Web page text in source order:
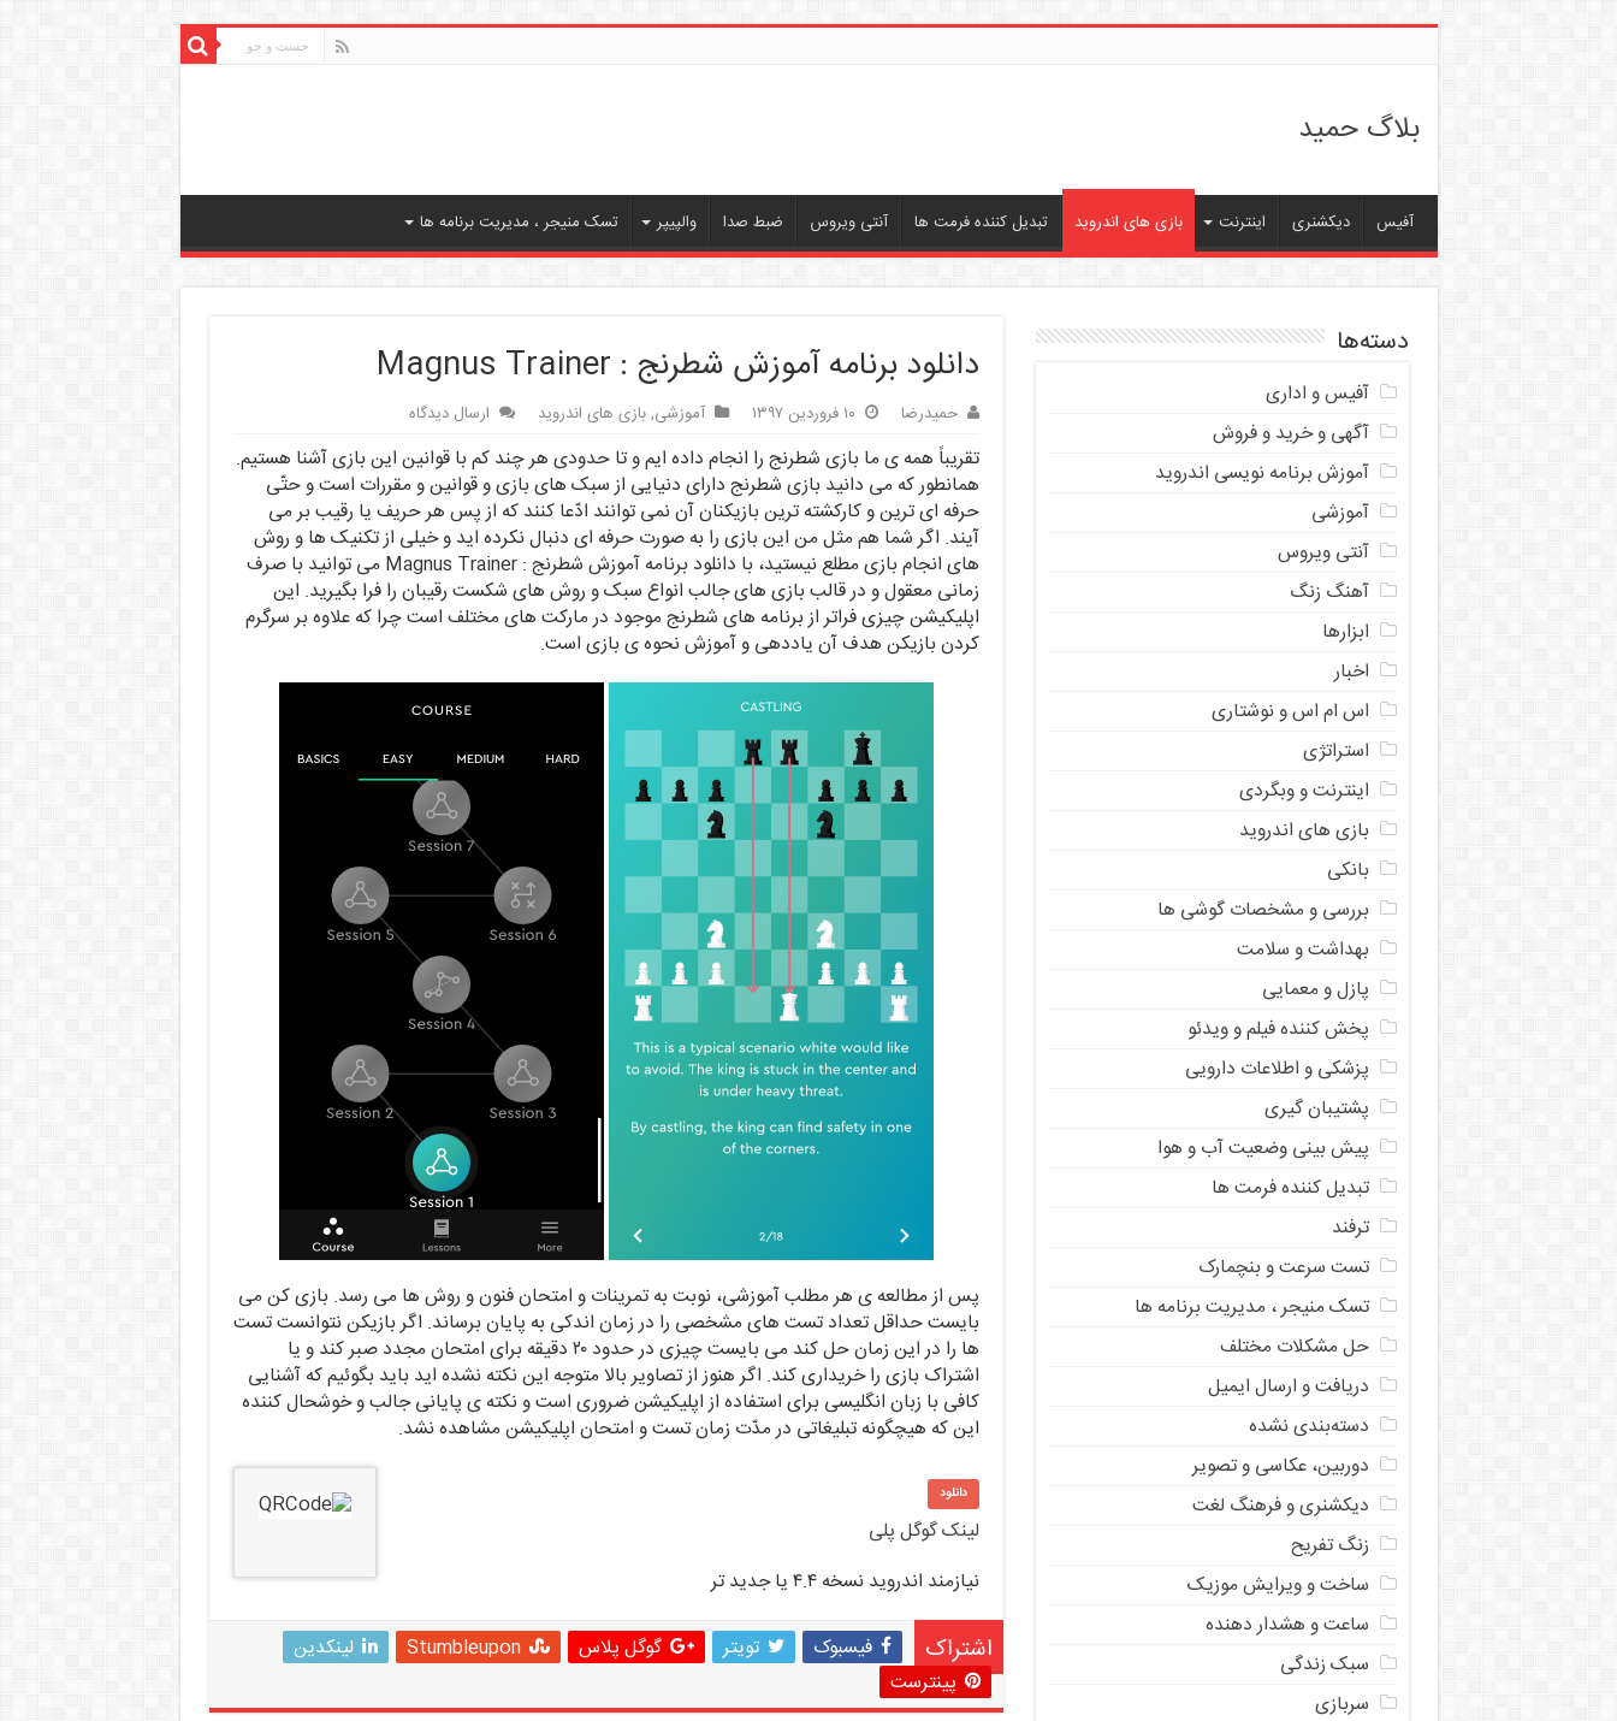
بلاگ حمید
آفیس دیکشنری اینترنت بازی های اندروید تبدیل کننده فرمت ها آنتی ویروس ضبط صدا والپیپر تسک منیجر ، مدیریت برنامه ها
دانلود برنامه آموزش شطرنج : Magnus Trainer
حمیدرضا ۱۰ فروردین ۱۳۹۷ آموزشی,بازی های اندروید ارسال دیدگاه
تقریباً همه ی ما بازی شطرنج را انجام داده ایم و تا حدودی هر چند کم با قوانین این بازی آشنا هستیم.
همانطور که می دانید بازی شطرنج دارای دنیایی از سبک های بازی و قوانین و مقررات است و حتّی
حرفه ای ترین و کارکشته ترین بازیکنان آن نمی توانند ادّعا کنند که از پس هر حریف یا رقیب بر می
آیند. اگر شما هم مثل من این بازی را به صورت حرفه ای دنبال نکرده اید و خیلی از تکنیک ها و روش
های انجام بازی مطلع نیستید، با دانلود برنامه آموزش شطرنج : Magnus Trainer می توانید با صرف
زمانی معقول و در قالب بازی های جالب انواع سبک و روش های شکست رقیبان را فرا بگیرید. این
اپلیکیشن چیزی فراتر از برنامه های شطرنج موجود در مارکت های مختلف است چرا که علاوه بر سرگرم
کردن بازیکن هدف آن یاددهی و آموزش نحوه ی بازی است.
پس از مطالعه ی هر مطلب آموزشی، نوبت به تمرینات و امتحان فنون و روش ها می رسد. بازی کن می
بایست حداقل تعداد تست های مشخصی را در زمان اندکی به پایان برساند. اگر بازیکن نتوانست تست
ها را در این زمان حل کند می بایست چیزی در حدود ۲۰ دقیقه برای امتحان مجدد صبر کند و یا
اشتراک بازی را خریداری کند. اگر هنوز از تصاویر بالا متوجه این نکته نشده اید باید بگوئیم که آشنایی
کافی با زبان انگلیسی برای استفاده از اپلیکیشن ضروری است و نکته ی پایانی جالب و خوشحال کننده
این که هیچگونه تبلیغاتی در مدّت زمان تست و امتحان اپلیکیشن مشاهده نشد.
دانلود
لینک گوگل پلی
نیازمند اندروید نسخه ۴.۴ یا جدید تر
اشتراک فیسبوک تویتر گوگل پلاس Stumbleupon
لینکدین
پینترست
دسته‌ها
آفیس و اداری
آگهی و خرید و فروش
آموزش برنامه نویسی اندروید
آموزشی
آنتی ویروس
آهنگ زنگ
ابزارها
اخبار
اس ام اس و نوشتاری
استراتژی
اینترنت و وبگردی
بازی های اندروید
بانکی
بررسی و مشخصات گوشی ها
بهداشت و سلامت
پازل و معمایی
پخش کننده فیلم و ویدئو
پزشکی و اطلاعات دارویی
پشتیبان گیری
پیش بینی وضعیت آب و هوا
تبدیل کننده فرمت ها
ترفند
تست سرعت و بنچمارک
تسک منیجر ، مدیریت برنامه ها
حل مشکلات مختلف
دریافت و ارسال ایمیل
دسته‌بندی نشده
دوربین، عکاسی و تصویر
دیکشنری و فرهنگ لغت
زنگ تفریح
ساخت و ویرایش موزیک
ساعت و هشدار دهنده
سبک زندگی
سربازی